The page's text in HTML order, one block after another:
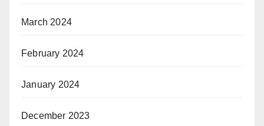
March 2024
February 2024
January 2024
December 2023